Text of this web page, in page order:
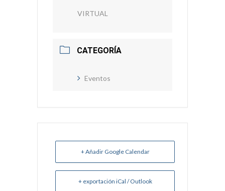
VIRTUAL
CATEGORÍA
Eventos
+ Añadir Google Calendar
+ exportación iCal / Outlook